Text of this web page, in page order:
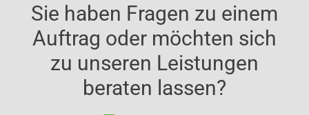
Sie haben Fragen zu einem
Auftrag oder möchten sich
zu unseren Leistungen
beraten lassen?